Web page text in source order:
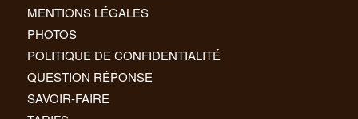
MENTIONS LÉGALES
PHOTOS
POLITIQUE DE CONFIDENTIALITÉ
QUESTION RÉPONSE
SAVOIR-FAIRE